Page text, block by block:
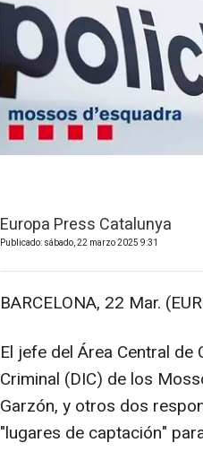
Europa Press Catalunya
Publicado: sábado, 22 marzo 2025 9:31
BARCELONA, 22 Mar.
El jefe del Área Central
Criminal (DIC) de los
Garzón, y otros dos
"lugares de captación"